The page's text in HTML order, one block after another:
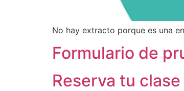
No hay extracto porque es una
Formulario de
Reserva tu